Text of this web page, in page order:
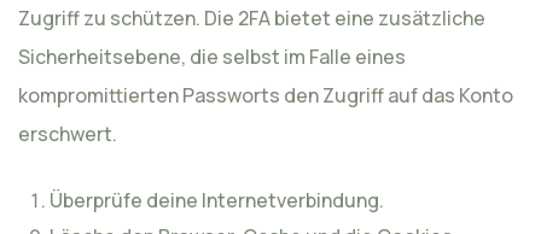
Zugriff zu schützen. Die 2FA bietet eine zusätzliche
Sicherheitsebene, die selbst im Falle eines
kompromittierten Passworts den Zugriff auf das Konto
erschwert.
Überprüfe deine Internetverbindung.